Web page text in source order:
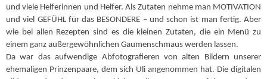
und viele Helferinnen und Helfer. Als Zutaten nehme man MOTIVATION
und viel GEFÜHL für das BESONDERE – und schon ist man fertig. Aber
wie bei allen Rezepten sind es die kleinen Zutaten, die ein Menü zu
einem ganz außergewöhnlichen Gaumenschmaus werden lassen.
Da war das aufwendige Abfotografieren von alten Bildern unserer
ehemaligen Prinzenpaare, dem sich Uli angenommen hat. Die digitalen